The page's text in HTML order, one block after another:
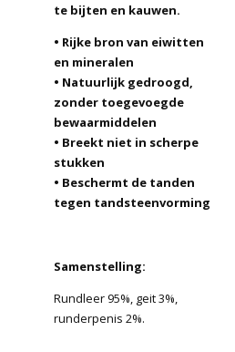
te bijten en kauwen.
• Rijke bron van eiwitten
en mineralen
• Natuurlijk gedroogd,
zonder toegevoegde
bewaarmiddelen
• Breekt niet in scherpe
stukken
• Beschermt de tanden
tegen tandsteenvorming
Samenstelling:
Rundleer 95%, geit 3%,
runderpenis 2%.